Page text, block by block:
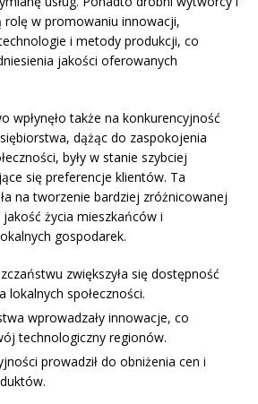
rolę w promowaniu innowacji,
i metody produkcji, co
jakości oferowanych
wpłynęło także na konkurencyjność
dążąc do zaspokojenia
były w stanie szybciej
się preferencje klientów. Ta
na tworzenie bardziej zróżnicowanej
życia mieszkańców i
gospodarek.
zwiększyła się dostępność
lokalnych społeczności.
wprowadzały innowacje, co
technologiczny regionów.
prowadził do obniżenia cen i